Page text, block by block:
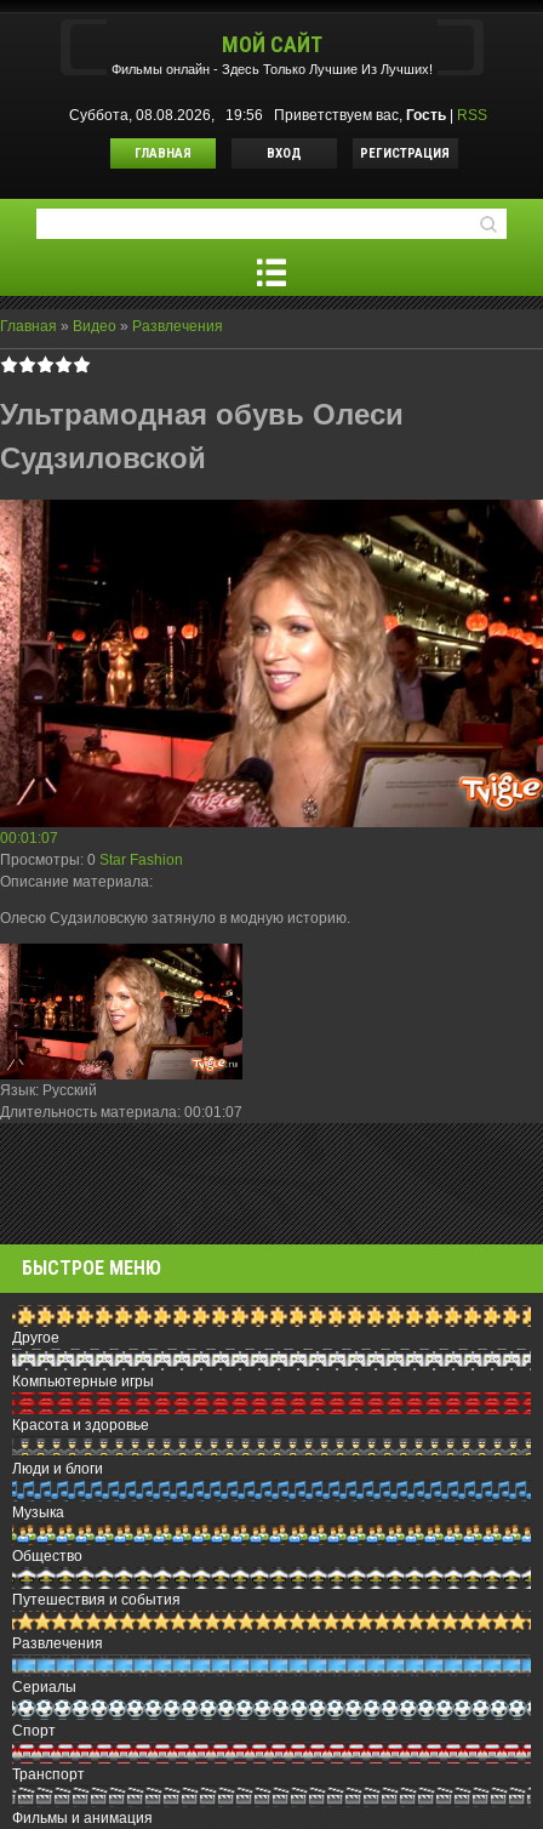
МОЙ САЙТ
Фильмы oнлайн - Здесь Только Лучшие Из Лучших!
Суббота, 08.08.2026, 19:56 Приветствуем вас, Гость| RSS
ГЛАВНАЯ ВХОД РЕГИСТРАЦИЯ
Главная » Видео » Развлечения
Ультрамодная обувь Олеси
Судзиловской
00:01:07
Просмотры: 0 Star Fashion
Описание материала:
Олесю Судзиловскую затянуло в модную историю.
Язык: Русский
Длительность материала: 00:01:07
БЫСТРОЕ МЕНЮ
Другое
Компьютерные игры
Красота и здоровье
Люди и блоги
Музыка
Общество
Путешествия и события
Развлечения
Сериалы
Спорт
Транспорт
Фильмы и анимация